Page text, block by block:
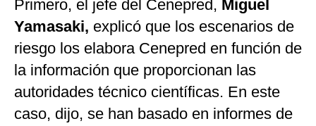
Primero, el jefe del Cenepred, Miguel
Yamasaki, explicó que los escenarios de
riesgo los elabora Cenepred en función de
la información que proporcionan las
autoridades técnico científicas. En este
caso, dijo, se han basado en informes de